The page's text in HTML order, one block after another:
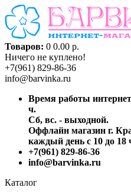
Товаров: 0 0.00 р.
Ничего не куплено!
+7(961) 829-86-36
info@barvinka.ru
Время работы
ч.
Сб, вс. - выходной.
Оффлайн магазин г.
каждый день с 10 до 18
+7(961) 829-86-36
info@barvinka.ru
Каталог